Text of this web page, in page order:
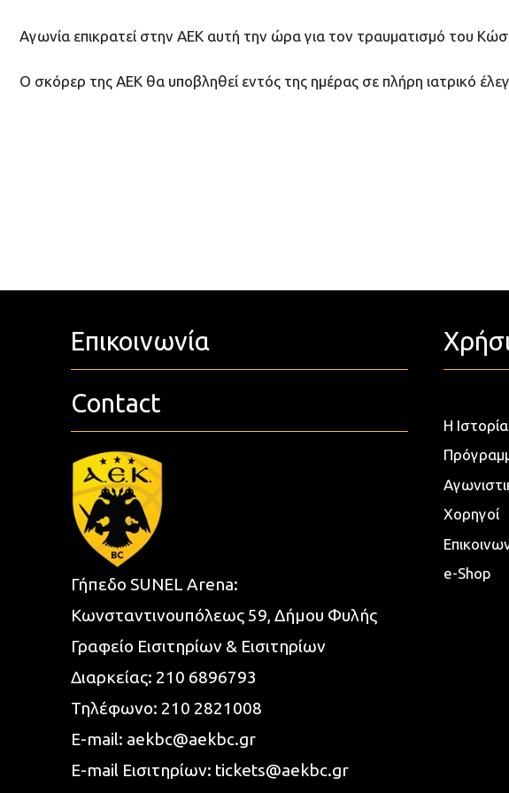
Αγωνία επικρατεί στην ΑΕΚ αυτή την ώρα για τον τραυματισμό του
Ο σκόρερ της ΑΕΚ θα υποβληθεί εντός της ημέρας σε πλήρη ιατρικό
Επικοινωνία
Contact
Γήπεδο SUNEL Arena:
Κωνσταντινουπόλεως 59, Δήμου Φυλής
Γραφείο Εισιτηρίων & Εισιτηρίων
Διαρκείας: 210 6896793
Τηλέφωνο: 210 2821008
E-mail: aekbc@aekbc.gr
E-mail Εισιτηρίων: tickets@aekbc.gr
Η
Χορηγοί
e-Shop